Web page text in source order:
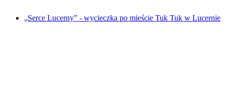
„Serce Lucerny” - wycieczka po mieście Tuk Tuk w Lucernie